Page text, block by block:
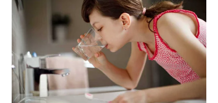
MANDALIKA
LIKUPANG
WN
LABUANBAJO